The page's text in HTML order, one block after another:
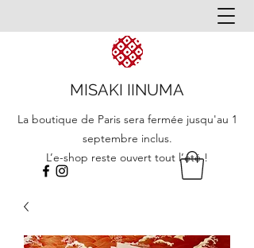
MISAKI IINUMA
La boutique de Paris sera fermée jusqu'au 1
septembre inclus.
L’e-shop reste ouvert tout l’été !